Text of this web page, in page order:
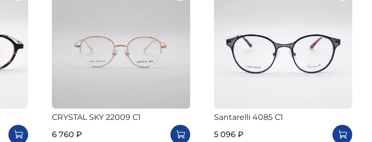
CRYSTAL SKY 22009 C1
6 760 ₽
Santarelli 4085 C1
5 096 ₽